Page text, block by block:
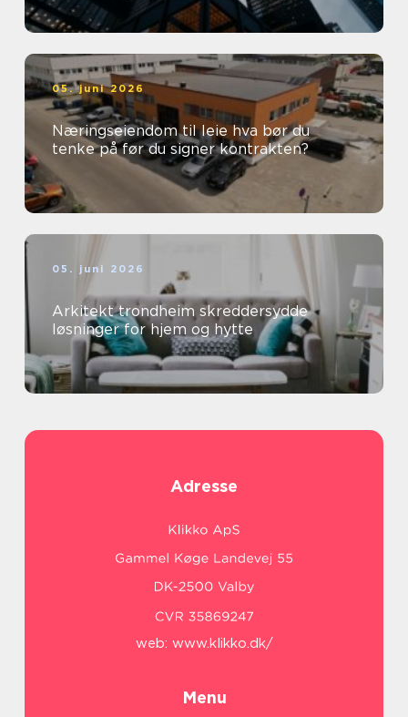
05. juni 2026
Næringseiendom til leie hva bør du
tenke på før du signer kontrakten?
05. juni 2026
Arkitekt trondheim skreddersydde
løsninger for hjem og hytte
Adresse
web: www.klikko.dk/
Menu